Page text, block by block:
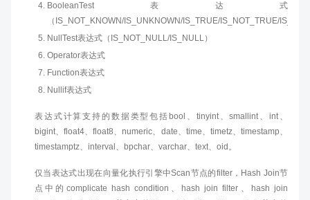
BooleanTest表达式
（IS_NOT_KNOWN/IS_UNKNOWN/IS_TRUE/IS_NOT_TRUE/
NullTest表达式（IS_NOT_NULL/IS_NULL）
Operator表达式
Function表达式
Nullif表达式
表达式计算支持的数据类型包括bool、tinyint、smallint、int、
bigint、float4、float8、numeric、date、time、timetz、timestamp、
timestamptz、interval、bpchar、varchar、text、oid。
仅当表达式出现在向量化执行引擎中Scan节点的filter，Hash Join节
点中的complicate hash condition、hash join filter、hash join